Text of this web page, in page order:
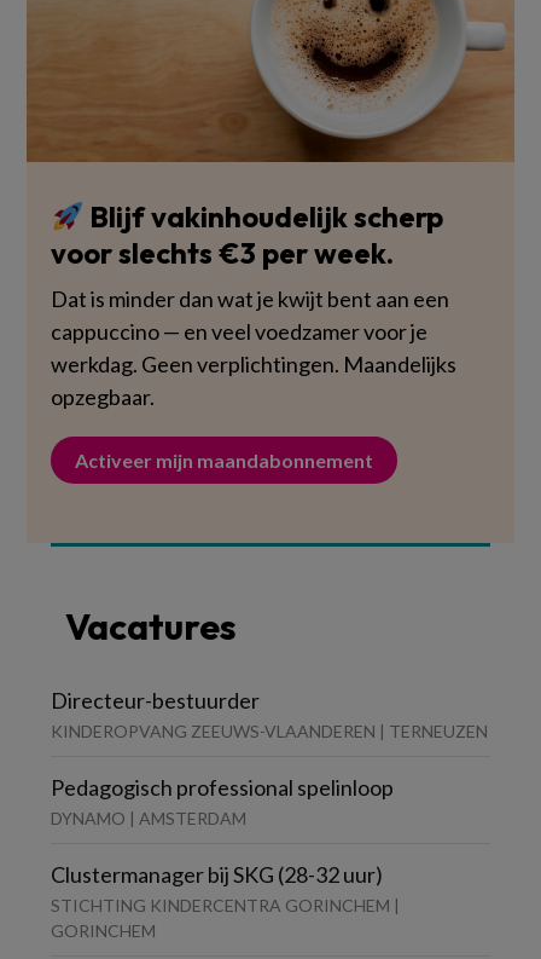
Blijf vakinhoudelijk scherp
voor slechts €3 per week.
Dat is minder dan wat je kwijt bent aan een
cappuccino — en veel voedzamer voor je
werkdag. Geen verplichtingen. Maandelijks
opzegbaar.
Activeer mijn maandabonnement
Vacatures
Directeur-bestuurder
KINDEROPVANG ZEEUWS-VLAANDEREN | TERNEUZEN
Pedagogisch professional spelinloop
DYNAMO | AMSTERDAM
Clustermanager bij SKG (28-32 uur)
STICHTING KINDERCENTRA GORINCHEM |
GORINCHEM